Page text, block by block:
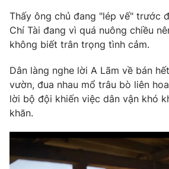
Cơ quan báo chí:Thời báo VTV
Giấy phép hoạt động báo in và báo điện
cấp ngày 29/12/2023
Tổng Biên tập: Vũ Thanh Thủy
Phó Tổng Biên tập:Nguyễn Thị Mỹ Hạnh,
Nguyễn Trọng Ninh
Tổng đài VTV:
toasoan@vtv.vn
Liên hệ quảng cáo:
024-7300.7108
Thấy ông chủ đang "lép vế" trước
Chí Tài đang vì quá nuông chiều
không biết trân trọng tình cảm.
Dân làng nghe lời A Lãm về bán
vườn, đua nhau mổ trâu bò liên
lời bộ đội khiến việc dân vận khó
khăn.